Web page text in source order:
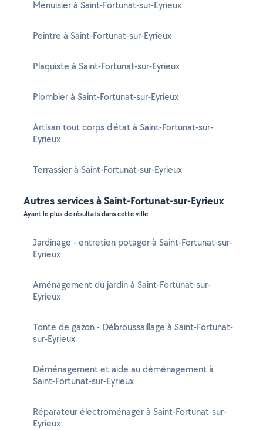
Menuisier à Saint-Fortunat-sur-Eyrieux
Peintre à Saint-Fortunat-sur-Eyrieux
Plaquiste à Saint-Fortunat-sur-Eyrieux
Plombier à Saint-Fortunat-sur-Eyrieux
Artisan tout corps d'état à Saint-Fortunat-sur-
Eyrieux
Terrassier à Saint-Fortunat-sur-Eyrieux
Autres services à Saint-Fortunat-sur-Eyrieux
Ayant le plus de résultats dans cette ville
Jardinage - entretien potager à Saint-Fortunat-sur-
Eyrieux
Aménagement du jardin à Saint-Fortunat-sur-
Eyrieux
Tonte de gazon - Débroussaillage à Saint-Fortunat-
sur-Eyrieux
Déménagement et aide au déménagement à
Saint-Fortunat-sur-Eyrieux
Réparateur électroménager à Saint-Fortunat-sur-
Eyrieux